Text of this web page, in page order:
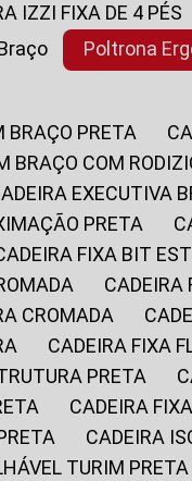
IZZI FIXA DE 4 PÉS
Poltrona
BRAÇO PRETA
BRAÇO COM
CADEIRA EXECUTIVA
PRETA
CADEIRA FIXA BIT
CROMADA
CADEIRA FIXA
PRETA
CADEIRA
CADEIRA
TURIM PRETA